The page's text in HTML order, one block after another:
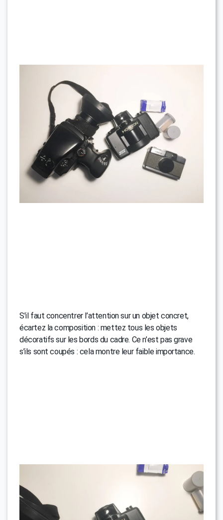
S’il faut concentrer l’attention sur un objet concret,
écartez la composition : mettez tous les objets
décoratifs sur les bords du cadre. Ce n’est pas grave
s’ils sont coupés : cela montre leur faible importance.